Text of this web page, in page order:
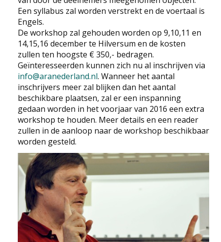
Een syllabus zal worden verstrekt en de voertaal is
Engels.
De workshop zal gehouden worden op 9,10,11 en
14,15,16 december te Hilversum en de kosten
zullen ten hoogste € 350,- bedragen.
Geïnteresseerden kunnen zich nu al inschrijven via
info@aranederland.nl. Wanneer het aantal
inschrijvers meer zal blijken dan het aantal
beschikbare plaatsen, zal er een inspanning
gedaan worden in het voorjaar van 2016 een extra
workshop te houden. Meer details en een reader
zullen in de aanloop naar de workshop beschikbaar
worden gesteld.